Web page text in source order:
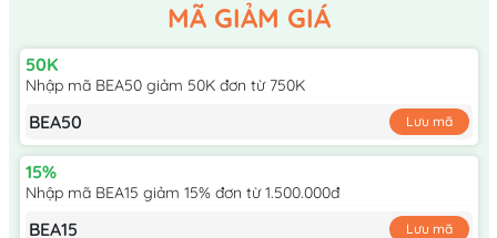
MÃ GIẢM GIÁ
50K
Nhập mã BEA50 giảm 50K đơn từ 750K
BEA50 Lưu mã
15%
Nhập mã BEA15 giảm 15% đơn từ 1.500.000đ
BEA15 Lưu mã